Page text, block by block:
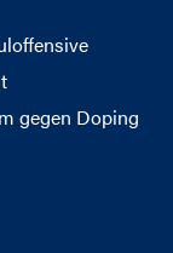
gegen Doping